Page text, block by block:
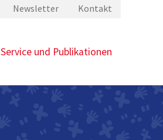
Newsletter Kontakt
Service und Publikationen